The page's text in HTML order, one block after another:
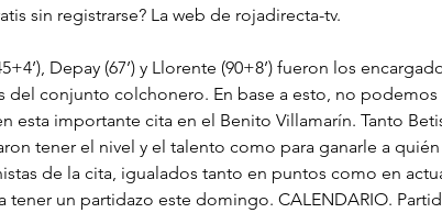
sin registrarse? La web de rojadirecta-tv.
Depay (67’) y Llorente (90+8’) fueron los
del conjunto colchonero. En base a esto, no podemos
esta importante cita en el Benito Villamarín. Tanto
tener el nivel y el talento como para ganarle a quién
de la cita, igualados tanto en puntos como en
tener un partidazo este domingo. CALENDARIO.